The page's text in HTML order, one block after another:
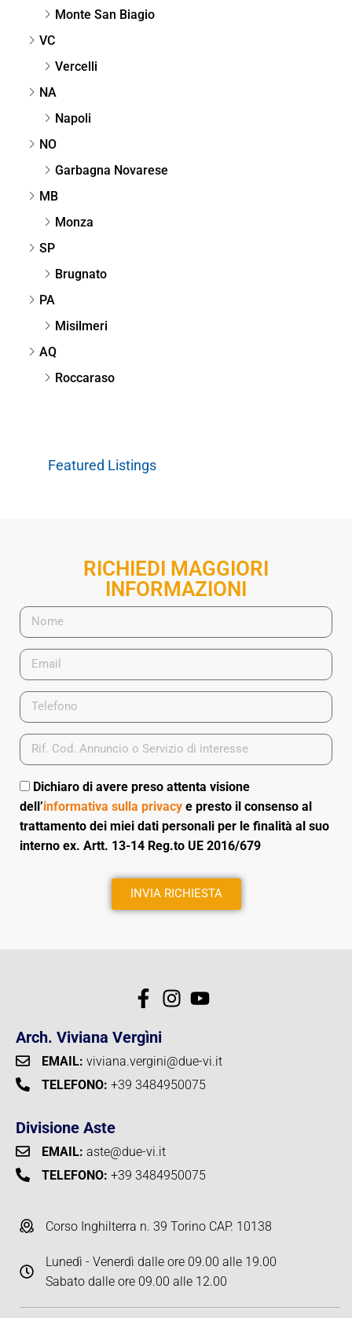
Monte San Biagio
VC
Vercelli
NA
Napoli
NO
Garbagna Novarese
MB
Monza
SP
Brugnato
PA
Misilmeri
AQ
Roccaraso
Featured Listings
RICHIEDI MAGGIORI
INFORMAZIONI
Dichiaro di avere preso attenta visione
dell’informativa sulla privacy e presto il consenso al
trattamento dei miei dati personali per le finalità al suo
interno ex. Artt. 13-14 Reg.to UE 2016/679
INVIA RICHIESTA
Arch. Viviana Vergìni
EMAIL: viviana.vergini@due-vi.it
TELEFONO: +39 3484950075
Divisione Aste
EMAIL: aste@due-vi.it
TELEFONO: +39 3484950075
Corso Inghilterra n. 39 Torino CAP. 10138
Lunedì - Venerdì dalle ore 09.00 alle 19.00
Sabato dalle ore 09.00 alle 12.00